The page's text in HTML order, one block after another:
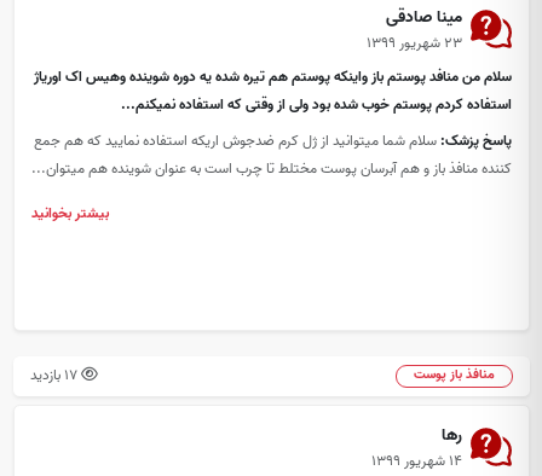
مینا صادقی
۲۳ شهریور ۱۳۹۹
سلام من منافد پوستم باز واینکه پوستم هم تیره شده یه دوره شوینده وهیس اک اوریاژ
استفاده کردم پوستم خوب شده بود ولی از وقتی که استفاده نمیکنم...
پاسخ پزشک: سلام شما میتوانید از ژل کرم ضدجوش اریکه استفاده نمایید که هم جمع
کننده منافذ باز و هم آبرسان پوست مختلط تا چرب است به عنوان شوینده هم میتوان...
بیشتر بخوانید
منافذ باز پوست 17 بازدید
رها
۱۴ شهریور ۱۳۹۹